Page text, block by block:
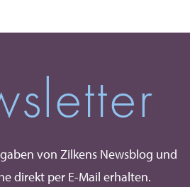
von Zilkens Newsblog und
direkt per E-Mail erhalten.